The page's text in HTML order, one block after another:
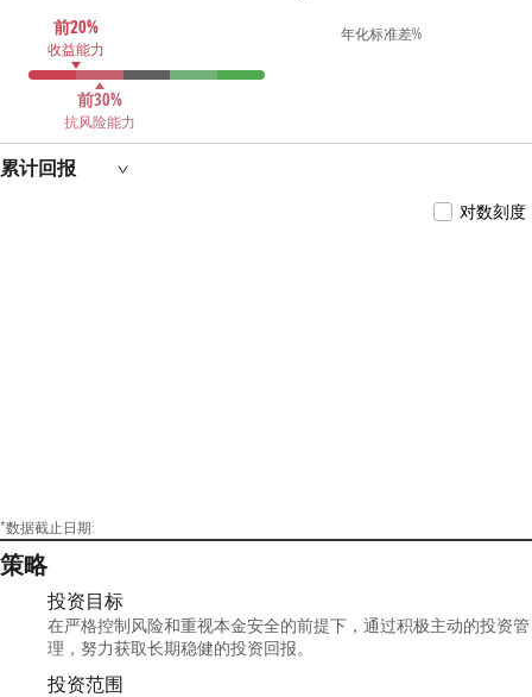
前20%
收益能力
前30%
抗风险能力
年化标准差%
累计回报
对数刻度
*数据截止日期:
策略
投资目标
在严格控制风险和重视本金安全的前提下，通过积极主动的投资管
理，努力获取长期稳健的投资回报。
投资范围